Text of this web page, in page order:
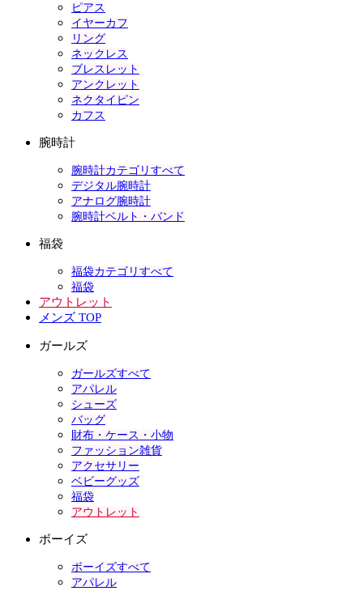
ピアス
イヤーカフ
リング
ネックレス
ブレスレット
アンクレット
ネクタイピン
カフス
腕時計
腕時計カテゴリすべて
デジタル腕時計
アナログ腕時計
腕時計ベルト・バンド
福袋
福袋カテゴリすべて
福袋
アウトレット
メンズ TOP
ガールズ
ガールズすべて
アパレル
シューズ
バッグ
財布・ケース・小物
ファッション雑貨
アクセサリー
ベビーグッズ
福袋
アウトレット
ボーイズ
ボーイズすべて
アパレル